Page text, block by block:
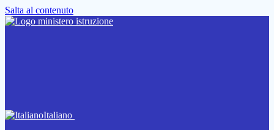
Salta al contenuto
Italiano